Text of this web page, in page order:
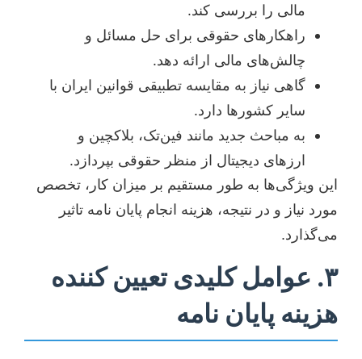
مالی را بررسی کند.
راهکارهای حقوقی برای حل مسائل و
چالش‌های مالی ارائه دهد.
گاهی نیاز به مقایسه تطبیقی قوانین ایران با
سایر کشورها دارد.
به مباحث جدید مانند فین‌تک، بلاکچین و
ارزهای دیجیتال از منظر حقوقی بپردازد.
این ویژگی‌ها به طور مستقیم بر میزان کار، تخصص
مورد نیاز و در نتیجه، هزینه انجام پایان نامه تاثیر
می‌گذارد.
۳. عوامل کلیدی تعیین کننده
هزینه پایان نامه